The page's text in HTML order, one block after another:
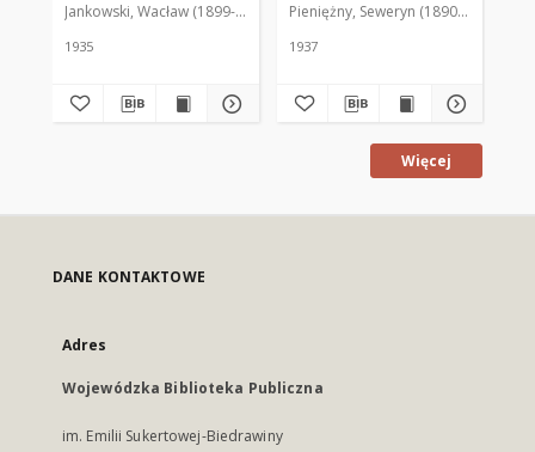
Jankowski, Wacław (1899-1975). Red.
1935
Pieniężny, Seweryn (1890-1940). Red.
1937
Więcej
DANE KONTAKTOWE
Adres
Wojewódzka Biblioteka Publiczna
im. Emilii Sukertowej-Biedrawiny